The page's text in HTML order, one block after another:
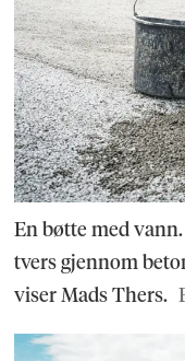
En bøtte med
tvers gjennom
viser Mads Thers.